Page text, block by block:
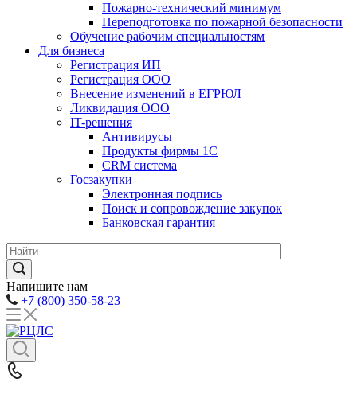
Пожарно-технический минимум
Переподготовка по пожарной безопасности
Обучение рабочим специальностям
Для бизнеса
Регистрация ИП
Регистрация ООО
Внесение изменений в ЕГРЮЛ
Ликвидация ООО
IT-решения
Антивирусы
Продукты фирмы 1C
CRM система
Госзакупки
Электронная подпись
Поиск и сопровождение закупок
Банковская гарантия
Напишите нам
+7 (800) 350-58-23